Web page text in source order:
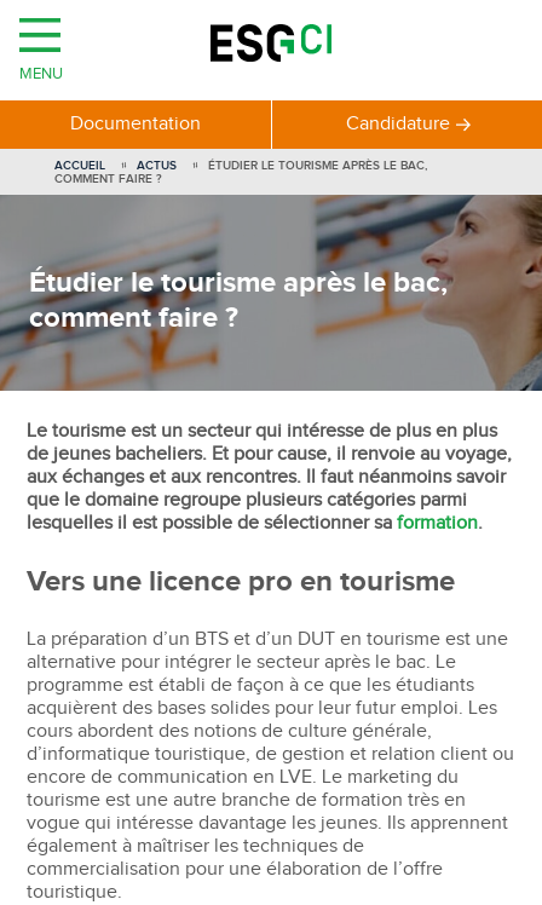
Étudier le tourisme après le bac,
comment faire ?
ACCUEIL ACTUS
ÉTUDIER LE TOURISME APRÈS LE BAC,
COMMENT FAIRE ?
Le tourisme est un secteur qui intéresse de plus en plus
de jeunes bacheliers. Et pour cause, il renvoie au voyage,
aux échanges et aux rencontres. Il faut néanmoins savoir
que le domaine regroupe plusieurs catégories parmi
lesquelles il est possible de sélectionner saformation.
Vers une licence pro en tourisme
La préparation d’un BTS et d’un DUT en tourisme est une
alternative pour intégrer le secteur après le bac. Le
programme est établi de façon à ce que les étudiants
acquièrent des bases solides pour leur futur emploi. Les
cours abordent des notions de culture générale,
d’informatique touristique, de gestion et relation client ou
encore de communication en LVE. Le marketing du
tourisme est une autre branche de formation très en
vogue qui intéresse davantage les jeunes. Ils apprennent
également à maîtriser les techniques de
commercialisation pour une élaboration de l’offre
touristique.
MENU
Documentation Candidature